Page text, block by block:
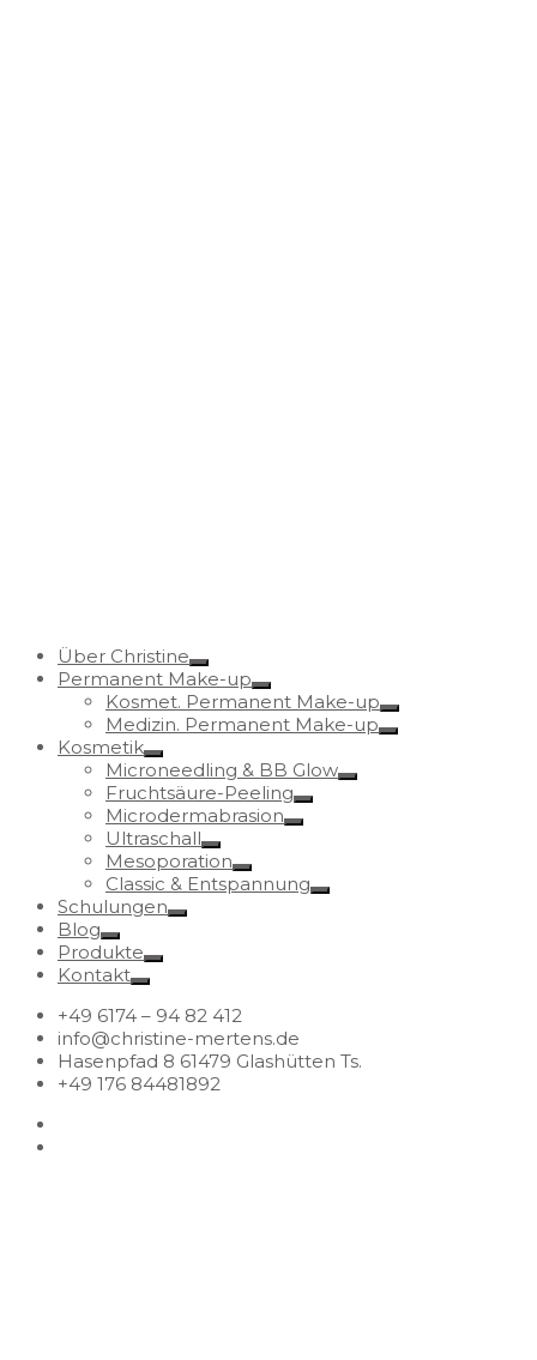
Über Christine
Permanent Make-up
Kosmet. Permanent Make-up
Medizin. Permanent Make-up
Kosmetik
Microneedling & BB Glow
Fruchtsäure-Peeling
Microdermabrasion
Ultraschall
Mesoporation
Classic & Entspannung
Schulungen
Blog
Produkte
Kontakt
+49 6174 – 94 82 412
info@christine-mertens.de
Hasenpfad 8 61479 Glashütten Ts.
+49 176 84481892